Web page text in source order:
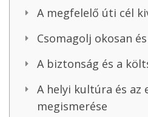
A megfelelő úti cél
Csomagolj okosan
A biztonság és a
A helyi kultúra és az
megismerése